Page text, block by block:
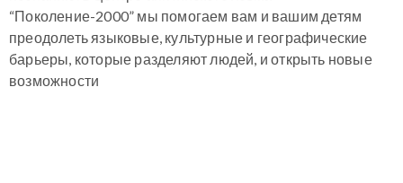
“Поколение-2000” мы помогаем вам и вашим детям
преодолеть языковые, культурные и географические
барьеры, которые разделяют людей, и открыть новые
возможности